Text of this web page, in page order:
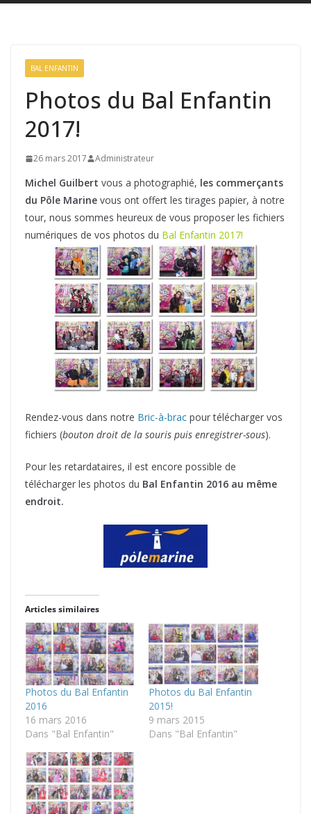
BAL ENFANTIN
Photos du Bal Enfantin
2017!
26 mars 2017 Administrateur
Michel Guilbert vous a photographié, les commerçants
du Pôle Marine vous ont offert les tirages papier, à notre
tour, nous sommes heureux de vous proposer les fichiers
numériques de vos photos du Bal Enfantin 2017!
Rendez-vous dans notre Bric-à-brac pour télécharger vos
fichiers (bouton droit de la souris puis enregistrer-sous).
Pour les retardataires, il est encore possible de
télécharger les photos du Bal Enfantin 2016 au même
endroit.
Articles similaires
Photos du Bal Enfantin
2016
16 mars 2016
Dans "Bal Enfantin"
Photos du Bal Enfantin
2015!
9 mars 2015
Dans "Bal Enfantin"